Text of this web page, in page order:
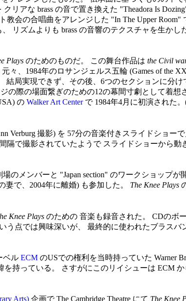
リアな brass の音で置き換えた "Theadora Is
会の合唱曲をアレンジした "In The Upper Room"
リズムよりも brass の音響のテクスチャを生かし
Playsのためのものだ。 この舞台作品は the Civil
々、1984年のロサンジェルス五輪 (Games of the
結局実現できず、その後、6つのセクションに分
の際の場面繋ぎのための12の幕間寸劇として着想
の Walker Art Centerで 1984年4月に初演された。
撮影) を 57分の音楽付きスライドショーで
で撮影されていたようで スライドショーから動
のメンバーと "Japan section" のワークショップが
妻で、2004年に離婚) も参加した。 The Knee Plays
Knee Playsのための 音楽も録音された。 CDのボ
点では興味深いが、 最終的に使われたブラスバ
ベル ECMのUSでの権利を当時持っていた Warner
持っている。 さすがにこのリイシューは ECM か
Arts)企画で The Cambridge Theatre にて The Knee